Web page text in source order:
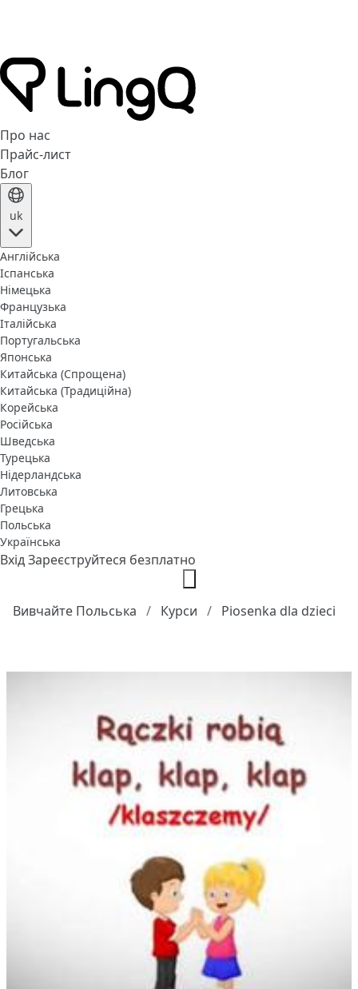
Про нас
Прайс-лист
Блог
uk
Англійська
Іспанська
Німецька
Французька
Італійська
Португальська
Японська
Китайська (Спрощена)
Китайська (Традиційна)
Корейська
Російська
Шведська
Турецька
Нідерландська
Литовська
Грецька
Польська
Українська
ВхідЗареєструйтеся безплатно
Вивчайте Польська Курси Piosenka dla dzieci